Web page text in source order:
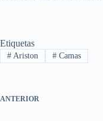
Etiquetas
#Ariston #Camas
ANTERIOR